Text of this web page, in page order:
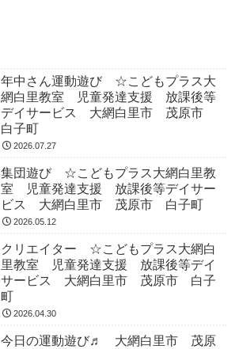
年中さん運動遊び ☆こどもプラス大
網白里教室 児童発達支援 放課後等
デイサービス 大網白里市 茂原市
白子町
2026.07.27
集団遊び ☆こどもプラス大網白里教
室 児童発達支援 放課後等デイサー
ビス 大網白里市 茂原市 白子町
2026.05.12
クリエイター ☆こどもプラス大網白
里教室 児童発達支援 放課後等デイ
サービス 大網白里市 茂原市 白子
町
2026.04.30
今日の運動遊び♬ 大網白里市 茂原